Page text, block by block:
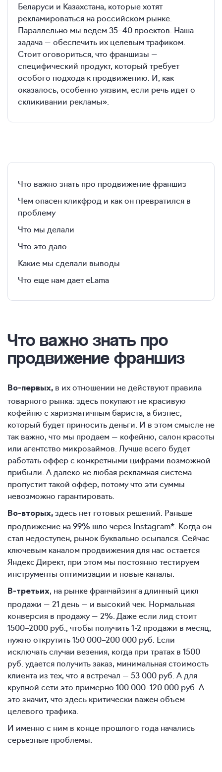
Беларуси и Казахстана, которые хотят
рекламироваться на российском рынке.
Параллельно мы ведем 35–40 проектов. Наша
задача — обеспечить их целевым трафиком.
Стоит оговориться, что франшизы —
специфический продукт, который требует
особого подхода к продвижению. И, как
оказалось, особенно уязвим, если речь идет о
скликивании рекламы».
Что важно знать про продвижение франшиз
Чем опасен кликфрод и как он превратился в
проблему
Что мы делали
Что это дало
Какие мы сделали выводы
Что еще нам дает eLama
Что важно знать про
продвижение франшиз
Во-первых, в их отношении не действуют правила
товарного рынка: здесь покупают не красивую
кофейню с харизматичным бариста, а бизнес,
который будет приносить деньги. И в этом смысле не
так важно, что мы продаем — кофейню, салон красоты
или агентство микрозаймов. Лучше всего будет
работать оффер с конкретными цифрами возможной
прибыли. А далеко не любая рекламная система
пропустит такой оффер, потому что эти суммы
невозможно гарантировать.
Во-вторых, здесь нет готовых решений. Раньше
продвижение на 99% шло через Instagram*. Когда он
стал недоступен, рынок буквально осыпался. Сейчас
ключевым каналом продвижения для нас остается
Яндекс Директ, при этом мы постоянно тестируем
инструменты оптимизации и новые каналы.
В-третьих, на рынке франчайзинга длинный цикл
продажи — 21 день — и высокий чек. Нормальная
конверсия в продажу — 2%. Даже если лид стоит
1500–2000 руб., чтобы получить 1-2 продажи в месяц,
нужно открутить 150 000–200 000 руб. Если
исключать случаи везения, когда при тратах в 1500
руб. удается получить заказ, минимальная стоимость
клиента из тех, что я встречал — 53 000 руб. А для
крупной сети это примерно 100 000–120 000 руб. А
это значит, что здесь критически важен объем
целевого трафика.
И именно с ним в конце прошлого года начались
серьезные проблемы.